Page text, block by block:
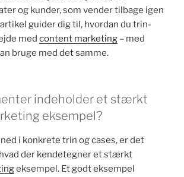
og kunder, som vender tilbage igen
guider dig til, hvordan du trin-
med content marketing – med
bruge med det samme.
indeholder et stærkt
eksempel?
i konkrete trin og cases, er det
der kendetegner et stærkt
eksempel. Et godt eksempel